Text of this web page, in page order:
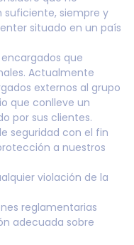
suficiente, siempre y
situado en un país
que
Actualmente
externos al grupo
que conlleve un
por sus clientes.
seguridad con el fin
a nuestros
violación de la
reglamentarias
adecuada sobre